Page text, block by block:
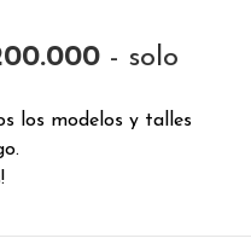
- solo
los modelos y talles